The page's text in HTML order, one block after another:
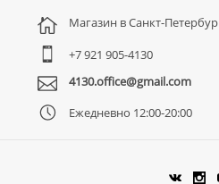
Магазин в Санкт-
+7 921 905-4130
4130.office@gmail.com
Ежедневно 12:00-20:00